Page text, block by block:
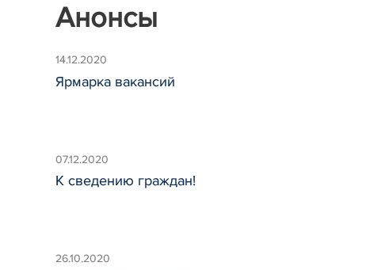
Анонсы
14.12.2020
Ярмарка вакансий
07.12.2020
К сведению граждан!
26.10.2020